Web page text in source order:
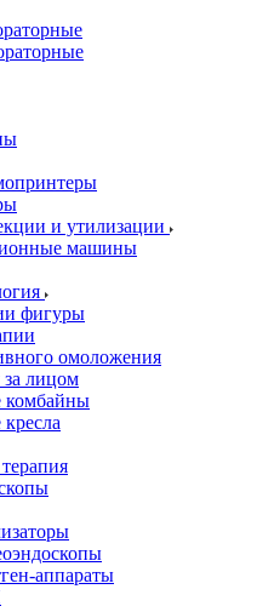
и утилизации
машины
фигуры
омоложения
лицом
комбайны
аппараты